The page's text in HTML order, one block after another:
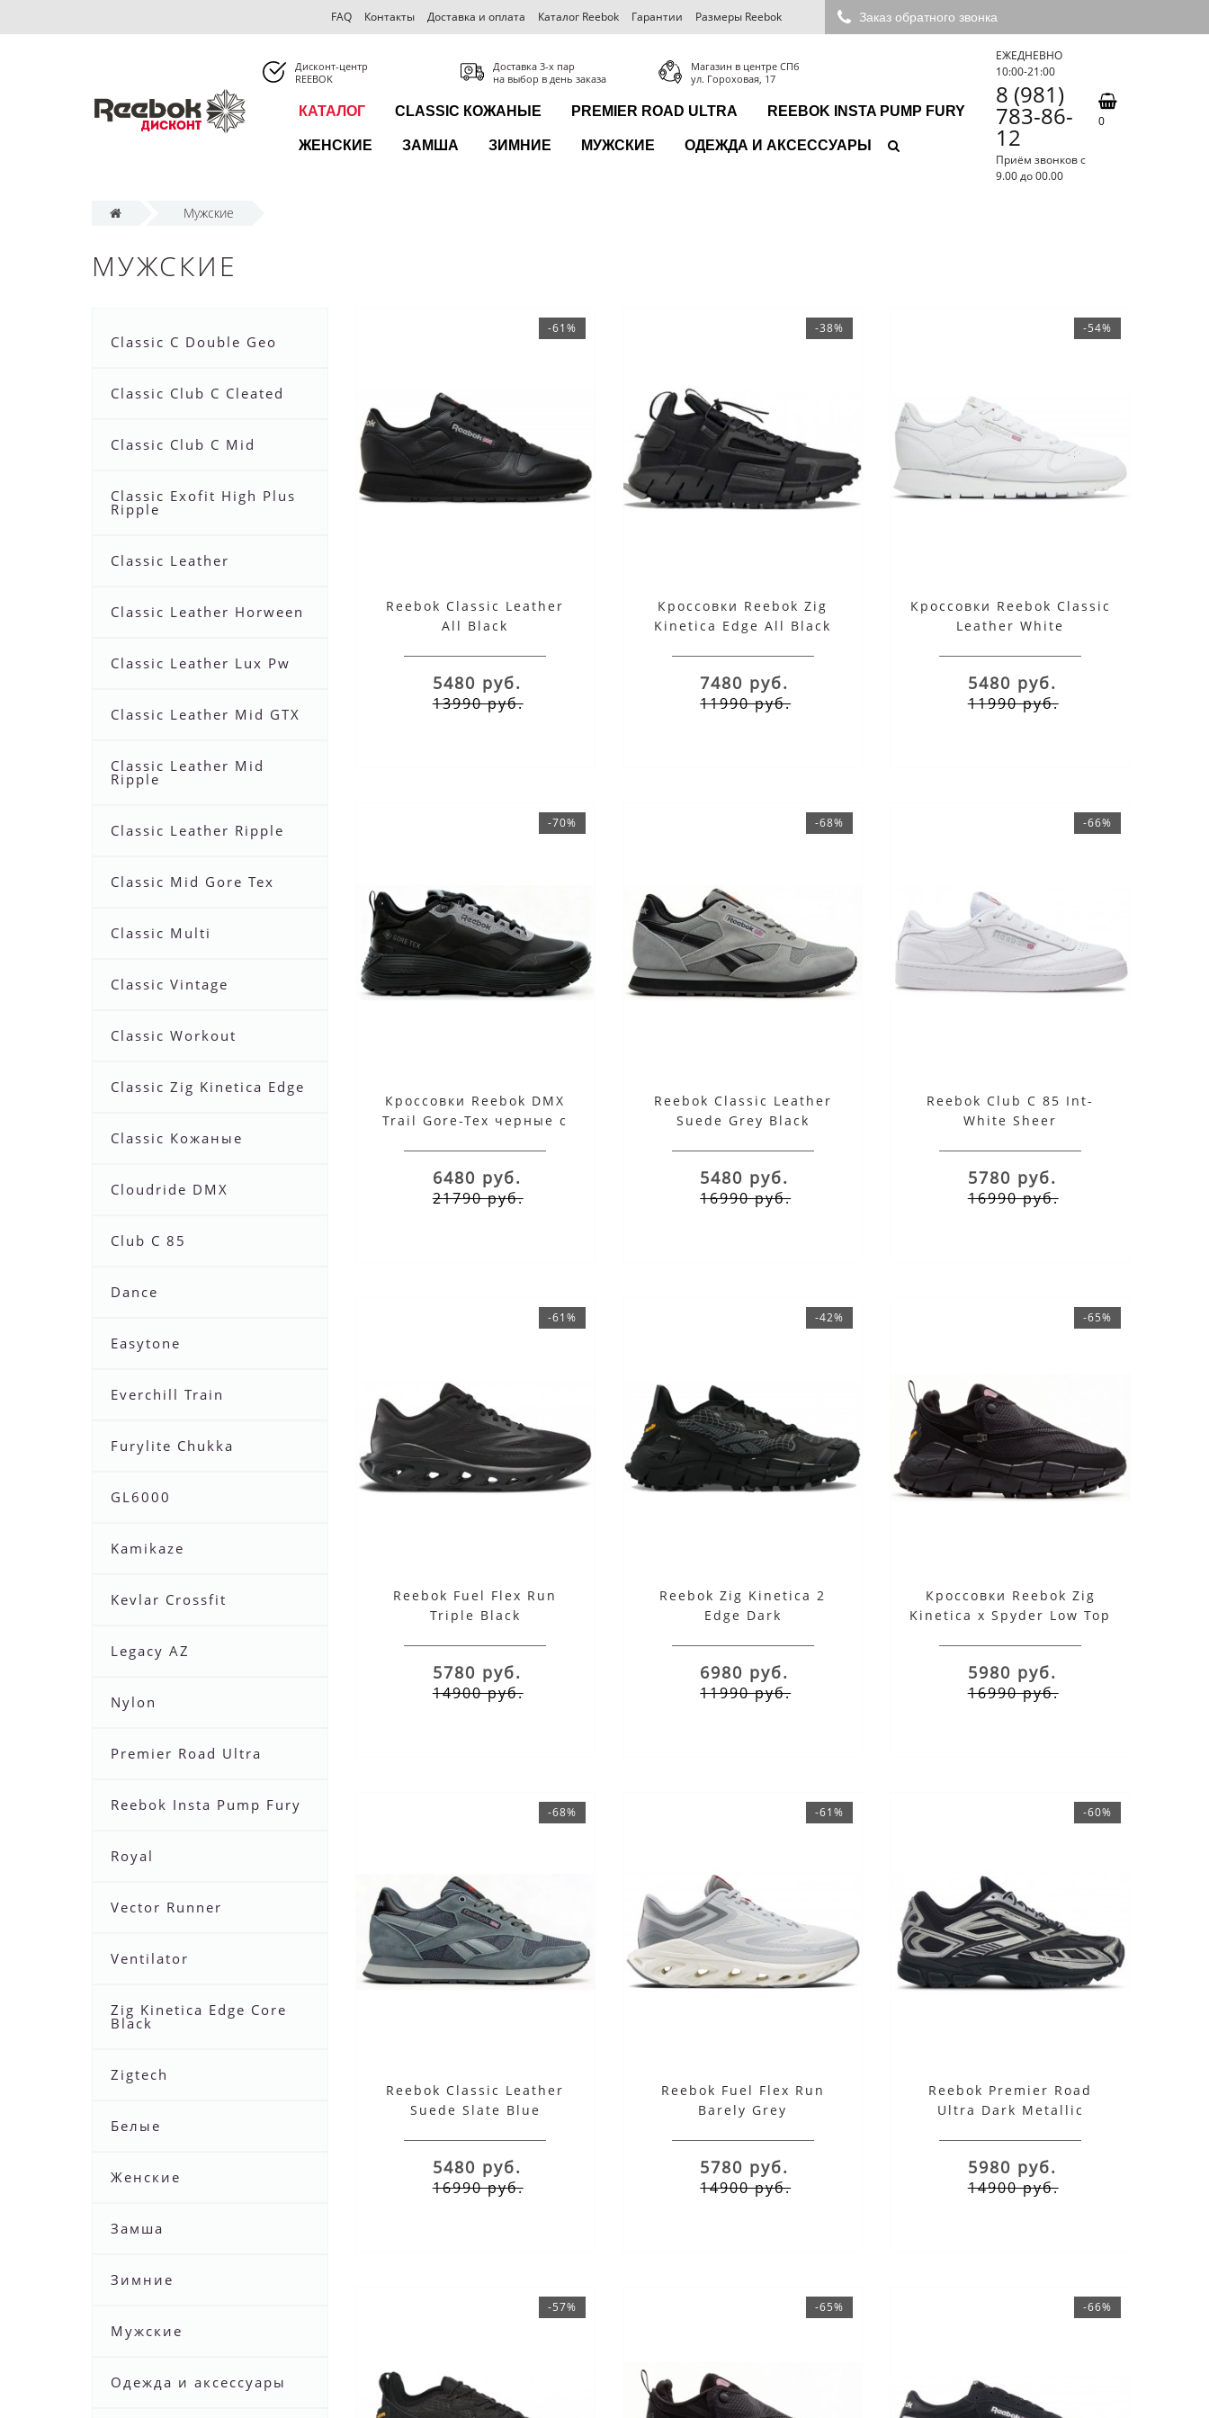
FAQ Контакты Доставка и оплата Каталог Reebok Гарантии Размеры Reebok Заказ обратного звонка
Дисконт-центр
REEBOK
Доставка 3-x пар
на выбор в день заказа
Магазин в центре СПб
ул. Гороховая, 17
КАТАЛОГ CLASSIC КОЖАНЫЕ PREMIER ROAD ULTRA REEBOK INSTA PUMP FURY
ЖЕНСКИЕ ЗАМША ЗИМНИЕ МУЖСКИЕ ОДЕЖДА И АКСЕССУАРЫ
ЕЖЕДНЕВНО
10:00-21:00
8 (981)
783-86-
12
Приём звонков с
9.00 до 00.00
0
Мужские
МУЖСКИЕ
Classic C Double Geo
Classic Club C Cleated
Classic Club C Mid
Classic Exofit High Plus
Ripple
Classic Leather
Classic Leather Horween
Classic Leather Lux Pw
Classic Leather Mid GTX
Classic Leather Mid
Ripple
Classic Leather Ripple
Classic Mid Gore Tex
Classic Multi
Classic Vintage
Classic Workout
Classic Zig Kinetica Edge
Classic Кожаные
Cloudride DMX
Club C 85
Dance
Easytone
Everchill Train
Furylite Chukka
GL6000
Kamikaze
Kevlar Crossfit
Legacy AZ
Nylon
Premier Road Ultra
Reebok Insta Pump Fury
Royal
Vector Runner
Ventilator
Zig Kinetica Edge Core
Black
Zigtech
Белые
Женские
Замша
Зимние
Мужские
Одежда и аксессуары
-61%
Reebok Classic Leather
All Black
5480 руб.
13990 руб.
-38%
Кроссовки Reebok Zig
Kinetica Edge All Black
7480 руб.
11990 руб.
-54%
Кроссовки Reebok Classic
Leather White
5480 руб.
11990 руб.
-70%
Кроссовки Reebok DMX
Trail Gore-Tex черные с
6480 руб.
21790 руб.
-68%
Reebok Classic Leather
Suede Grey Black
5480 руб.
16990 руб.
-66%
Reebok Club C 85 Int-
White Sheer
5780 руб.
16990 руб.
-61%
Reebok Fuel Flex Run
Triple Black
5780 руб.
14900 руб.
-42%
Reebok Zig Kinetica 2
Edge Dark
6980 руб.
11990 руб.
-65%
Кроссовки Reebok Zig
Kinetica x Spyder Low Top
5980 руб.
16990 руб.
-68%
Reebok Classic Leather
Suede Slate Blue
5480 руб.
16990 руб.
-61%
Reebok Fuel Flex Run
Barely Grey
5780 руб.
14900 руб.
-60%
Reebok Premier Road
Ultra Dark Metallic
5980 руб.
14900 руб.
-57% -65% -66%